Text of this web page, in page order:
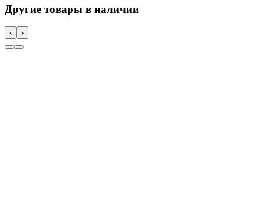
Другие товары в наличии
‹ ›